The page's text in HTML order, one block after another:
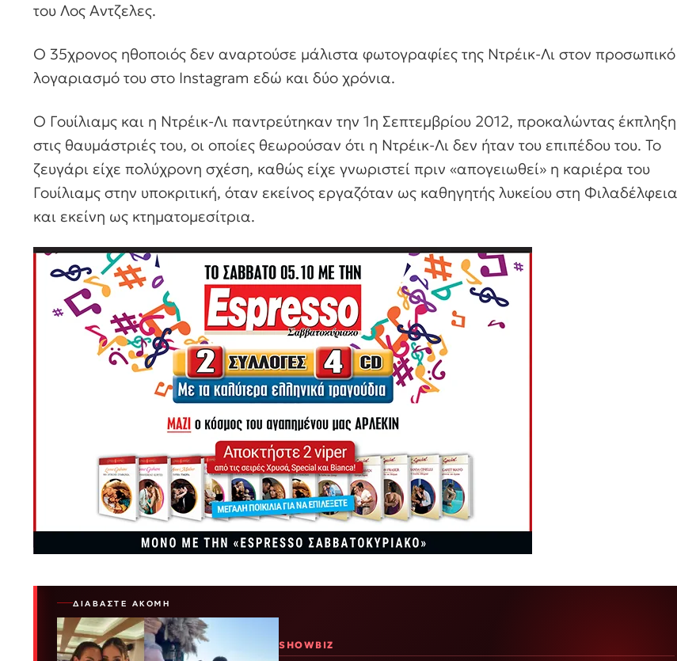
του Λος Αντζελες.
Ο 35χρονος ηθοποιός δεν αναρτούσε μάλιστα φωτογραφίες της Ντρέικ-Λι στον προσωπικό
λογαριασμό του στο Instagram εδώ και δύο χρόνια.
Ο Γουίλιαμς και η Ντρέικ-Λι παντρεύτηκαν την 1η Σεπτεμβρίου 2012, προκαλώντας έκπληξη
στις θαυμάστριές του, οι οποίες θεωρούσαν ότι η Ντρέικ-Λι δεν ήταν του επιπέδου του. Το
ζευγάρι είχε πολύχρονη σχέση, καθώς είχε γνωριστεί πριν «απογειωθεί» η καριέρα του
Γουίλιαμς στην υποκριτική, όταν εκείνος εργαζόταν ως καθηγητής λυκείου στη Φιλαδέλφεια
και εκείνη ως κτηματομεσίτρια.
ΔΙΑΒΆΣΤΕ ΑΚΌΜΗ
SHOWBIZ